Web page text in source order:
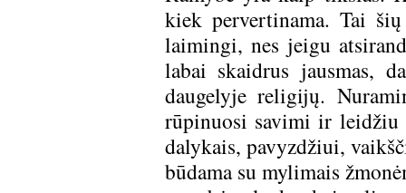
kiek pervertinama. Tai
laimingi, nes jeigu
labai skaidrus jausmas,
daugelyje religijų.
rūpinuosi savimi ir leidžiu
dalykais, pavyzdžiui,
būdama su mylimais